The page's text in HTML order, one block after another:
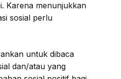
Karena menunjukkan
sosial perlu
untuk dibaca
dan/atau yang